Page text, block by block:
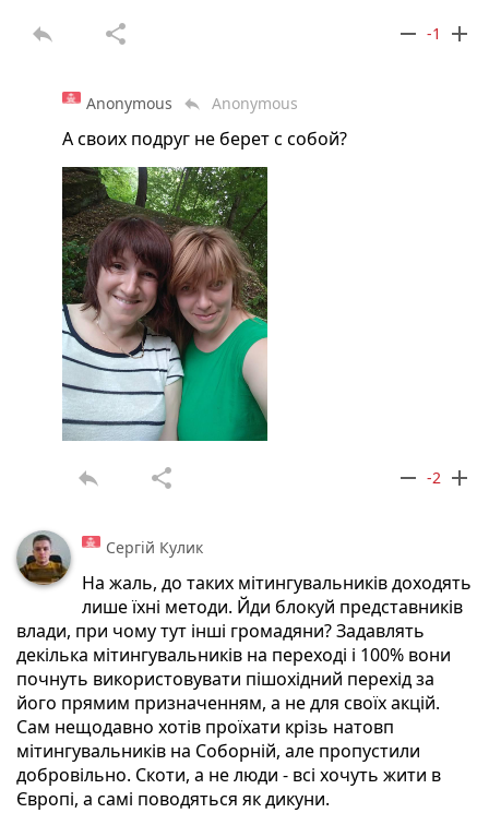
reply share remove -1 add
Anonymous reply Anonymous
А своих подруг не берет с собой?
reply share remove -2 add
Сергій Кулик
На жаль, до таких мітингувальників доходять
лише їхні методи. Йди блокуй представників
влади, при чому тут інші громадяни? Задавлять
декілька мітингувальників на переході і 100% вони
почнуть використовувати пішохідний перехід за
його прямим призначенням, а не для своїх акцій.
Сам нещодавно хотів проїхати крізь натовп
мітингувальників на Соборній, але пропустили
добровільно. Скоти, а не люди - всі хочуть жити в
Європі, а самі поводяться як дикуни.